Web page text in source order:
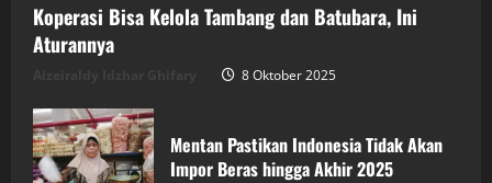
Koperasi Bisa Kelola Tambang dan Batubara, Ini
Aturannya
8 Oktober 2025
Mentan Pastikan Indonesia Tidak Akan
Impor Beras hingga Akhir 2025